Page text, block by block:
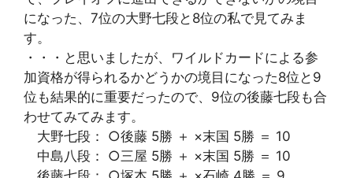
になった、7位の大野七段と8位の私で見てみま
す。
・・・と思いましたが、ワイルドカードによる参
加資格が得られるかどうかの境目になった8位と9
位も結果的に重要だったので、9位の後藤七段も合
わせてみてみます。
大野七段： ○後藤 5勝 ＋ ×末国 5勝 ＝ 10
中島八段： ○三屋 5勝 ＋ ×末国 5勝 ＝ 10